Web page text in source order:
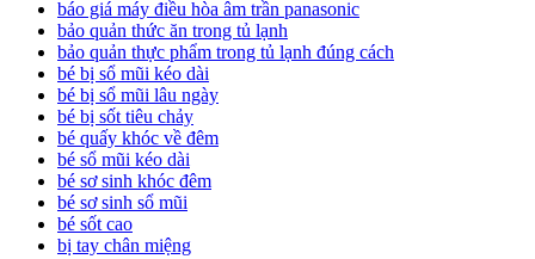
báo giá máy điều hòa âm trần panasonic
bảo quản thức ăn trong tủ lạnh
bảo quản thực phẩm trong tủ lạnh đúng cách
bé bị sổ mũi kéo dài
bé bị sổ mũi lâu ngày
bé bị sốt tiêu chảy
bé quấy khóc về đêm
bé sổ mũi kéo dài
bé sơ sinh khóc đêm
bé sơ sinh sổ mũi
bé sốt cao
bị tay chân miệng